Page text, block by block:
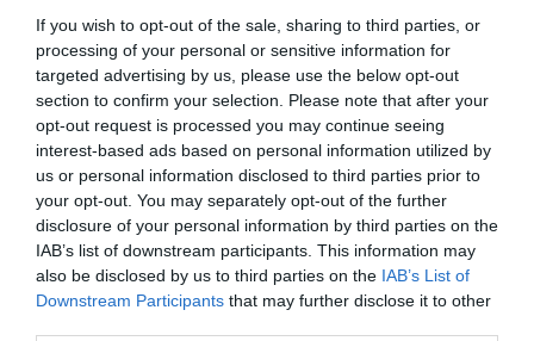
If you wish to opt-out of the sale, sharing to third parties, or
processing of your personal or sensitive information for
targeted advertising by us, please use the below opt-out
section to confirm your selection. Please note that after your
opt-out request is processed you may continue seeing
interest-based ads based on personal information utilized by
us or personal information disclosed to third parties prior to
your opt-out. You may separately opt-out of the further
disclosure of your personal information by third parties on the
IAB’s list of downstream participants. This information may
also be disclosed by us to third parties on the IAB’s List of
Downstream Participants that may further disclose it to other
De plus, la rétention d’urine provoque une forte
pression dans les reins qui, à long terme, peut
entraîner des problèmes d’insuffisance rénale.
3- Fumer
Le tabagisme est extrêmement nocif pour
l’organisme et les reins font également partie des
organes qui sont endommagés par cette mauvaise